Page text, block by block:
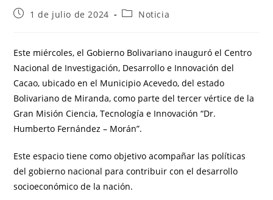
1 de julio de 2024 Noticia
Este miércoles, el Gobierno Bolivariano inauguró el Centro
Nacional de Investigación, Desarrollo e Innovación del
Cacao, ubicado en el Municipio Acevedo, del estado
Bolivariano de Miranda, como parte del tercer vértice de la
Gran Misión Ciencia, Tecnología e Innovación “Dr.
Humberto Fernández – Morán”.
Este espacio tiene como objetivo acompañar las políticas
del gobierno nacional para contribuir con el desarrollo
socioeconómico de la nación.